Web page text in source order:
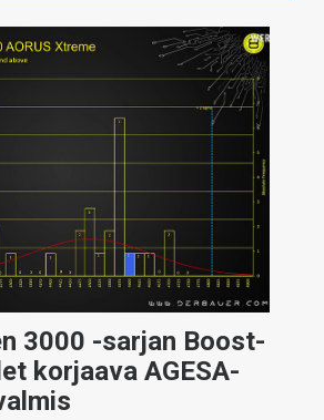
3000 -sarjan Boost-
korjaava AGESA-